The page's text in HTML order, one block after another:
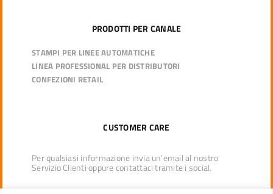
PRODOTTI PER CANALE
STAMPI PER LINEE AUTOMATICHE
LINEA PROFESSIONAL PER DISTRIBUTORI
CONFEZIONI RETAIL
CUSTOMER CARE
Per qualsiasi informazione invia un’email al nostro
Servizio Clienti oppure contattaci tramite i social.